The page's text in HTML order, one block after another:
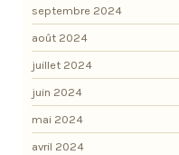
septembre 2024
août 2024
juillet 2024
juin 2024
mai 2024
avril 2024